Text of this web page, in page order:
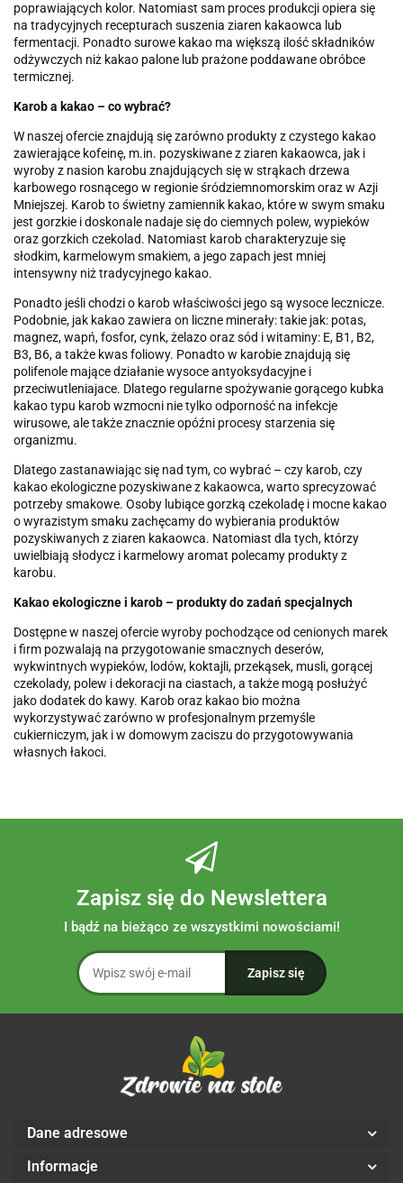
poprawiających kolor. Natomiast sam proces produkcji opiera się
na tradycyjnych recepturach suszenia ziaren kakaowca lub
fermentacji. Ponadto surowe kakao ma większą ilość składników
odżywczych niż kakao palone lub prażone poddawane obróbce
termicznej.
Karob a kakao – co wybrać?
W naszej ofercie znajdują się zarówno produkty z czystego kakao
zawierające kofeinę, m.in. pozyskiwane z ziaren kakaowca, jak i
wyroby z nasion karobu znajdujących się w strąkach drzewa
karbowego rosnącego w regionie śródziemnomorskim oraz w Azji
Mniejszej. Karob to świetny zamiennik kakao, które w swym smaku
jest gorzkie i doskonale nadaje się do ciemnych polew, wypieków
oraz gorzkich czekolad. Natomiast karob charakteryzuje się
słodkim, karmelowym smakiem, a jego zapach jest mniej
intensywny niż tradycyjnego kakao.
Ponadto jeśli chodzi o karob właściwości jego są wysoce lecznicze.
Podobnie, jak kakao zawiera on liczne minerały: takie jak: potas,
magnez, wapń, fosfor, cynk, żelazo oraz sód i witaminy: E, B1, B2,
B3, B6, a także kwas foliowy. Ponadto w karobie znajdują się
polifenole mające działanie wysoce antyoksydacyjne i
przeciwutleniajace. Dlatego regularne spożywanie gorącego kubka
kakao typu karob wzmocni nie tylko odporność na infekcje
wirusowe, ale także znacznie opóźni procesy starzenia się
organizmu.
Dlatego zastanawiając się nad tym, co wybrać – czy karob, czy
kakao ekologiczne pozyskiwane z kakaowca, warto sprecyzować
potrzeby smakowe. Osoby lubiące gorzką czekoladę i mocne kakao
o wyrazistym smaku zachęcamy do wybierania produktów
pozyskiwanych z ziaren kakaowca. Natomiast dla tych, którzy
uwielbiają słodycz i karmelowy aromat polecamy produkty z
karobu.
Kakao ekologiczne i karob – produkty do zadań specjalnych
Dostępne w naszej ofercie wyroby pochodzące od cenionych marek
i firm pozwalają na przygotowanie smacznych deserów,
wykwintnych wypieków, lodów, koktajli, przekąsek, musli, gorącej
czekolady, polew i dekoracji na ciastach, a także mogą posłużyć
jako dodatek do kawy. Karob oraz kakao bio można
wykorzystywać zarówno w profesjonalnym przemyśle
cukierniczym, jak i w domowym zaciszu do przygotowywania
własnych łakoci.
Zapisz się do Newslettera
I bądź na bieżąco ze wszystkimi nowościami!
Dane adresowe
Informacje